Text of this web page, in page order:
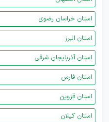
استان خراسان رضوی
استان البرز
استان آذربایجان شرقی
استان فارس
استان قزوین
استان گیلان